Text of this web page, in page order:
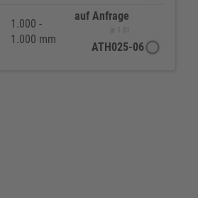
1.000 -
1.000 mm
auf Anfrage
je 1 St
ATH025-06